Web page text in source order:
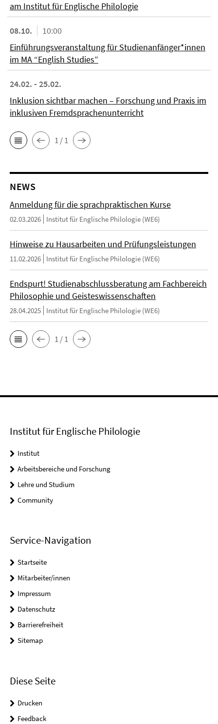
am Institut für Englische Philologie
08.10.
10:00
Einführungsveranstaltung für Studienanfänger*innen
im MA “English Studies”
24.02. - 25.02.
Inklusion sichtbar machen – Forschung und Praxis im
inklusiven Fremdsprachenunterricht
1 / 1
NEWS
Anmeldung für die sprachpraktischen Kurse
02.03.2026 Institut für Englische Philologie (WE6)
Hinweise zu Hausarbeiten und Prüfungsleistungen
11.02.2026 Institut für Englische Philologie (WE6)
Endspurt! Studienabschlussberatung am Fachbereich
Philosophie und Geisteswissenschaften
28.04.2025 Institut für Englische Philologie (WE6)
1 / 1
Institut für Englische Philologie
Institut
Arbeitsbereiche und Forschung
Lehre und Studium
Community
Service-Navigation
Startseite
Mitarbeiter/innen
Impressum
Datenschutz
Barrierefreiheit
Sitemap
Diese Seite
Drucken
Feedback